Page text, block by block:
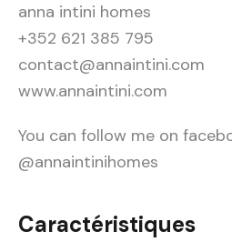
anna intini homes
+352 621 385 795
contact@annaintini.com
www.annaintini.com
You can follow me on
@annaintinihomes
Caractéristiques